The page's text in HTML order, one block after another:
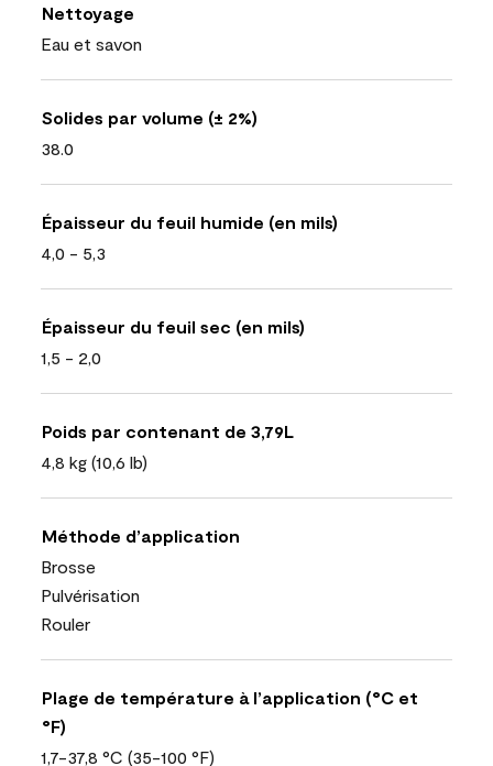
Nettoyage
Eau et savon
Solides par volume (± 2%)
38.0
Épaisseur du feuil humide (en mils)
4,0 - 5,3
Épaisseur du feuil sec (en mils)
1,5 - 2,0
Poids par contenant de 3,79L
4,8 kg (10,6 lb)
Méthode d’application
Brosse
Pulvérisation
Rouler
Plage de température à l’application (°C et
°F)
1,7-37,8 °C (35-100 °F)